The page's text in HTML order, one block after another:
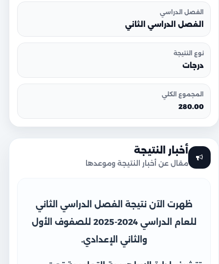
الفصل الدراسي
الفصل الدراسي الثاني
نوع النتيجة
درجات
المجموع الكلي
280.00
أخبار النتيجة
مقال عن أخبار النتيجة وموعدها
ظهرت الآن نتيجة الفصل الدراسي الثاني
للعام الدراسي 2024-2025 للصفوف الأول
والثاني الإعدادي.